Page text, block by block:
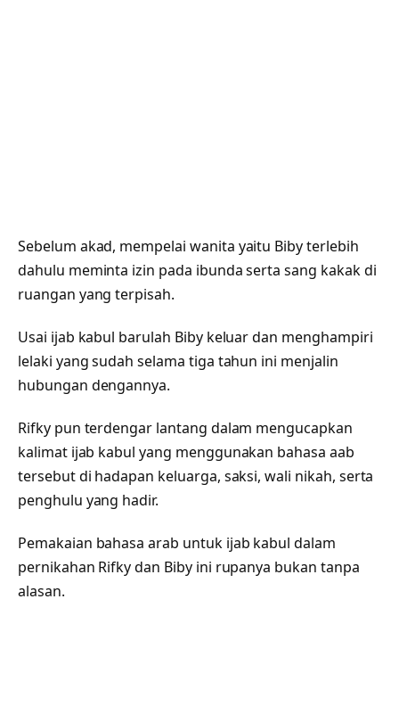
Sebelum akad, mempelai wanita yaitu Biby terlebih
dahulu meminta izin pada ibunda serta sang kakak di
ruangan yang terpisah.
Usai ijab kabul barulah Biby keluar dan menghampiri
lelaki yang sudah selama tiga tahun ini menjalin
hubungan dengannya.
Rifky pun terdengar lantang dalam mengucapkan
kalimat ijab kabul yang menggunakan bahasa aab
tersebut di hadapan keluarga, saksi, wali nikah, serta
penghulu yang hadir.
Pemakaian bahasa arab untuk ijab kabul dalam
pernikahan Rifky dan Biby ini rupanya bukan tanpa
alasan.